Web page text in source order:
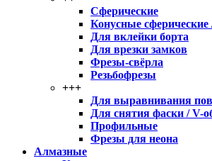
Сферические
Конусные сферические
Для вклейки борта
Для врезки замков
Фрезы-свёрла
Резьбофрезы
+++
Для выравнивания
Для снятия фаски / V-
Профильные
Фрезы для неона
Алмазные